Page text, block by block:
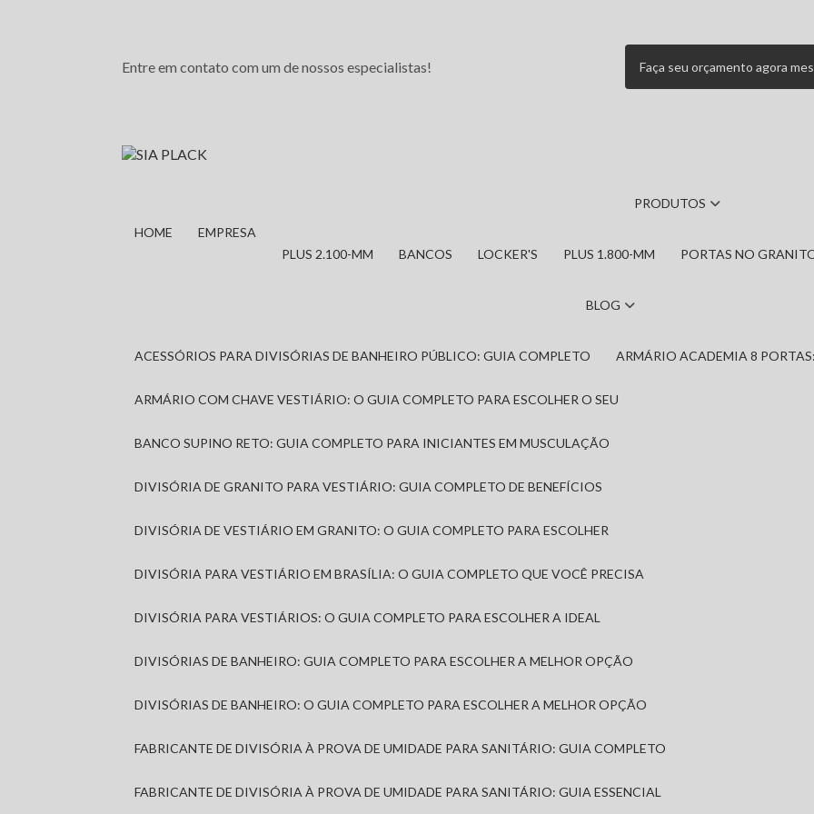
Entre em contato com um de nossos especialistas! Faça seu orçamento agora
HOME EMPRESA
PRODUTOS
PLUS 2.100-MM BANCOS LOCKER'S PLUS 1.800-MM PORTAS NO
BLOG
ACESSÓRIOS PARA DIVISÓRIAS DE BANHEIRO PÚBLICO: GUIA COMPLETO ARMÁRIO ACADEMIA 8
ARMÁRIO COM CHAVE VESTIÁRIO: O GUIA COMPLETO PARA ESCOLHER O SEU
BANCO SUPINO RETO: GUIA COMPLETO PARA INICIANTES EM MUSCULAÇÃO
DIVISÓRIA DE GRANITO PARA VESTIÁRIO: GUIA COMPLETO DE BENEFÍCIOS
DIVISÓRIA DE VESTIÁRIO EM GRANITO: O GUIA COMPLETO PARA ESCOLHER
DIVISÓRIA PARA VESTIÁRIO EM BRASÍLIA: O GUIA COMPLETO QUE VOCÊ PRECISA
DIVISÓRIA PARA VESTIÁRIOS: O GUIA COMPLETO PARA ESCOLHER A IDEAL
DIVISÓRIAS DE BANHEIRO: GUIA COMPLETO PARA ESCOLHER A MELHOR OPÇÃO
DIVISÓRIAS DE BANHEIRO: O GUIA COMPLETO PARA ESCOLHER A MELHOR OPÇÃO
FABRICANTE DE DIVISÓRIA À PROVA DE UMIDADE PARA SANITÁRIO: GUIA COMPLETO
FABRICANTE DE DIVISÓRIA À PROVA DE UMIDADE PARA SANITÁRIO: GUIA ESSENCIAL